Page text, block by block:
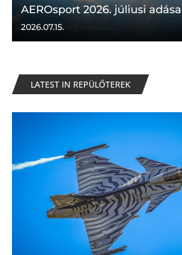
AEROsport 2026. júliusi adása
2026.07.15.
LATEST IN REPÜLŐTEREK